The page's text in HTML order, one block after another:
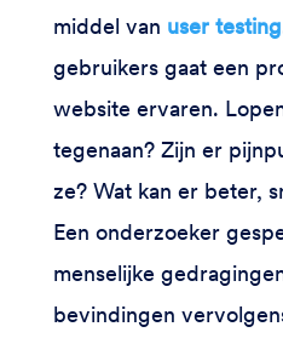
middel van user testing
gebruikers gaat een
website ervaren.
tegenaan? Zijn er
ze? Wat kan er beter,
Een onderzoeker
menselijke
bevindingen